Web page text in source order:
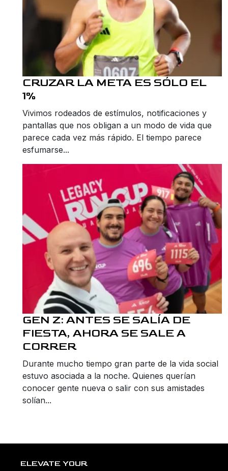
CRUZAR LA META ES SÓLO EL
1%
Vivimos rodeados de estímulos, notificaciones y
pantallas que nos obligan a un modo de vida que
parece cada vez más rápido. El tiempo parece
esfumarse...
GEN Z: ANTES SE SALÍA DE
FIESTA, AHORA SE SALE A
CORRER
Durante mucho tiempo gran parte de la vida social
estuvo asociada a la noche. Quienes querían
conocer gente nueva o salir con sus amistades
solían...
ELEVATE YOUR